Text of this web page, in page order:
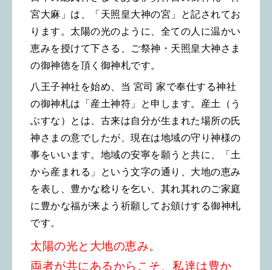
宮大麻」は、「天照皇大神の宮」と記されてお
ります。 太陽の光のように、全ての人に温かい
恵みを授けて下さる、ご祭神・天照皇大神さま
の御神徳を頂く御神札です。
八王子神社を始め、当 宮司 家で奉仕する神社
の御神札は「産土神符」と申します。 産土（う
ぶすな）とは、古来は自分が生まれた場所の氏
神さまの意でしたが、現在は地域の守り神様の
事をいいます。 地域の安寧を願うと共に、「土
から産まれる」という文字の通り、大地の恵み
を表し、豊かな稔りを乞い、 其れ其れのご家庭
に豊かな福が来よう祈願してお頒けする御神札
です。
太陽の光と大地の恵み。
両者が共にあるからこそ、私達は豊か